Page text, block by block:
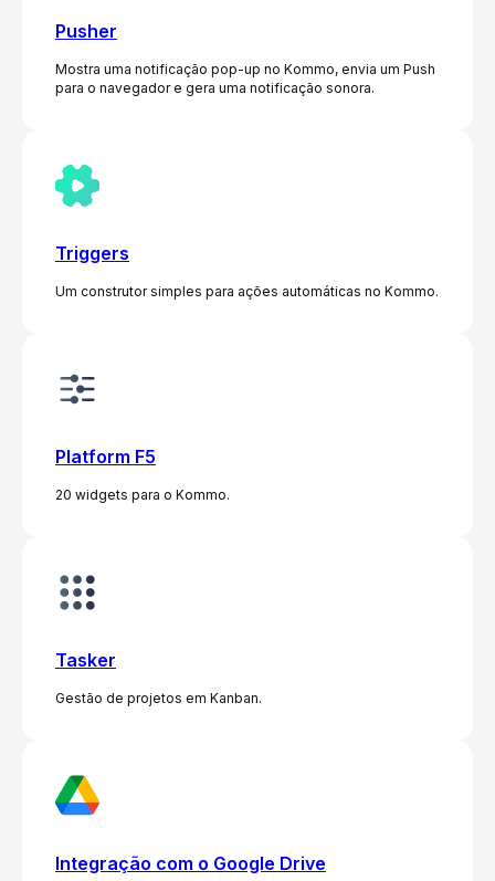
Pusher
Mostra uma notificação pop-up no Kommo, envia um Push
para o navegador e gera uma notificação sonora.
Triggers
Um construtor simples para ações automáticas no Kommo.
Platform F5
20 widgets para o Kommo.
Tasker
Gestão de projetos em Kanban.
Integração com o Google Drive